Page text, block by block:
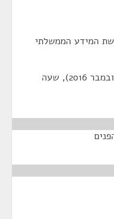
המידע הממשלתי
יום שלישי, ז' בחשון התשע"ז (08 בנובמבר 2016), שעה